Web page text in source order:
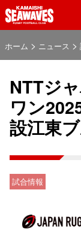
ホーム > ニュース >
NTTジ
ワン
設江東
試合情報